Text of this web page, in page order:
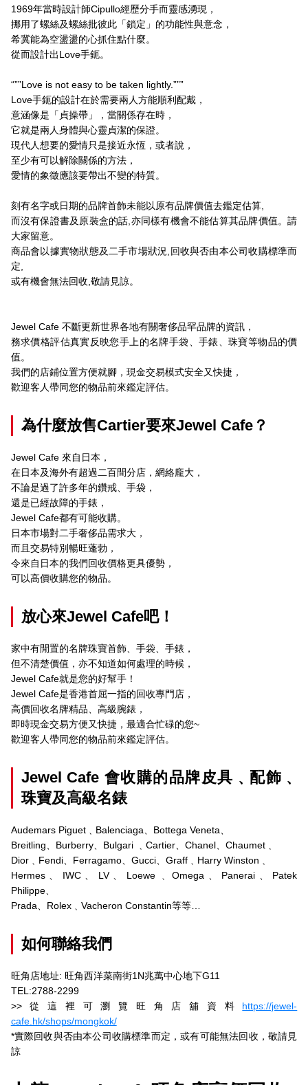
1969年當時設計師Cipullo經歷分手而靈感湧現，
挪用了螺絲及螺絲批彼此「鎖定」的功能性與意念，
希冀能為空盪盪的心抓住點什麼。
從而設計出Love手鈪。
“””Love is not easy to be taken lightly.”””
Love手鈪的設計在於需要兩人方能順利配戴，
意涵像是「貞操帶」，當關係存在時，
它就是兩人身體與心靈貞潔的保證。
現代人想要的愛情只是接近永恆，或者說，
至少有可以解除關係的方法，
愛情的象徵應該要帶出不變的特質。
刻有名字或日期的品牌首飾未能以原有品牌價值去鑑定估算,
而沒有保證書及原裝盒的話,亦同樣有機會不能估算其品牌價值。請
大家留意。
商品會以據實物狀態及二手市場狀況,回收與否由本公司收購標準而
定,
或有機會無法回收,敬請見諒。
Jewel Cafe 不斷更新世界各地有關奢侈品罕品牌的資訊，
務求價格評估真實反映您手上的名牌手袋、手錶、珠寶等物品的價
值。
我們的店鋪位置方便就腳，現金交易模式安全又快捷，
歡迎客人帶同您的物品前來鑑定評估。
為什麼放售Cartier要來Jewel Cafe？
Jewel Cafe 來自日本，
在日本及海外有超過二百間分店，網絡龐大，
不論是過了許多年的鑽戒、手袋，
還是已經故障的手錶，
Jewel Cafe都有可能收購。
日本市場對二手奢侈品需求大，
而且交易特別暢旺蓬勃，
令來自日本的我們回收價格更具優勢，
可以高價收購您的物品。
放心來Jewel Cafe吧！
家中有閒置的名牌珠寶首飾、手袋、手錶，
但不清楚價值，亦不知道如何處理的時候，
Jewel Cafe就是您的好幫手！
Jewel Cafe是香港首屈一指的回收專門店，
高價回收名牌精品、高級腕錶，
即時現金交易方便又快捷，最適合忙碌的您~
歡迎客人帶同您的物品前來鑑定評估。
Jewel Cafe 會收購的品牌皮具﹑配飾﹑
珠寶及高級名錶
Audemars Piguet﹑Balenciaga、Bottega Veneta、
Breitling、Burberry、Bulgari ﹑Cartier、Chanel、Chaumet﹑
Dior﹑Fendi、Ferragamo、Gucci、Graff﹑Harry Winston﹑
Hermes、IWC、LV、Loewe﹑Omega、Panerai、Patek
Philippe、
Prada、Rolex﹑Vacheron Constantin等等…
如何聯絡我們
旺角店地址: 旺角西洋菜南街1N兆萬中心地下G11
TEL:2788-2299
>>從這裡可瀏覽旺角店舖資料 https://jewel-
cafe.hk/shops/mongkok/
*實際回收與否由本公司收購標準而定，或有可能無法回收，敬請見
諒